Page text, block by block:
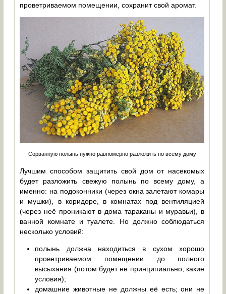
проветриваемом помещении, сохранит свой аромат.
Сорванную полынь нужно равномерно разложить по всему дому
Лучшим способом защитить свой дом от насекомых
будет разложить свежую полынь по всему дому, а
именно: на подоконники (через окна залетают комары
и мушки), в коридоре, в комнатах под вентиляцией
(через неё проникают в дома тараканы и муравьи), в
ванной комнате и туалете. Но должно соблюдаться
несколько условий:
полынь должна находиться в сухом хорошо
проветриваемом помещении до полного
высыхания (потом будет не принципиально, какие
условия);
домашние животные не должны её есть; они не